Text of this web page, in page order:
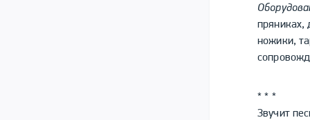
пряниках,
ножики,
* * *
Звучит